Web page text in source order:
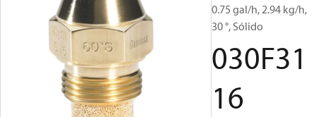
0.75 gal/h, 2.94 kg/h,
30 °, Sólido
030F31
16